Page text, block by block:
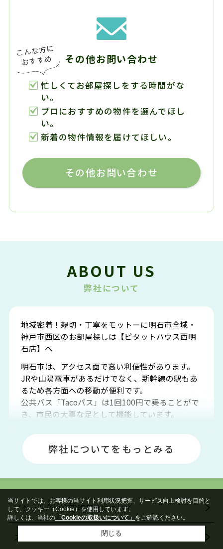
その他お問い合わせ
忙しくてお部屋探しをする時間がな
い。
プロにおすすめの物件を選んでほし
い。
新着の物件情報を届けてほしい。
その他お問い合わせ
ABOUT US
弊社について
地域密着！親切・丁寧をモットーに明石市全域・
神戸市西区のお部屋探しは【ピタットハウス西明
石店】へ
明石市は、アクセス面で高い利便性があります。
JRや山陽電車があるだけでなく、新幹線の駅もあ
るため各方面への移動が便利です。
公共バス「Tacoバス」は1回100円で乗ることがで
き、市民の大事な足として機能しています。
場や釣りスポットが多くあります。JR「大久保
駅」周辺には、ビブレ・イオンをはじめとした買
い物施設も多くあり、買い物にも困りません。
人気の理由です。
明石駅・西明石駅を中心に、明石市・神戸市西区
でお部屋探している方は、ぜひ当ＨＰにて物件を
お探しになってください。弊社は、スタッフの平
均年齢も若く、お客様の事を第一に考え、毎日新
弊社についてをもっとみる
ピタットハウス西明石店について
スタッフ紹介
当サイトでは、お客様の当サイト利用状況把握、サービス向上検討を目的と
して、クッキー（Cookie）を使用しています。
詳しくは、当社の 「Cookieの取扱いについて」 をご確認ください。
閉じる